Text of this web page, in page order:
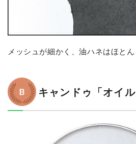
メッシュが細かく、油ハネはほとん
キャンドゥ「オイ